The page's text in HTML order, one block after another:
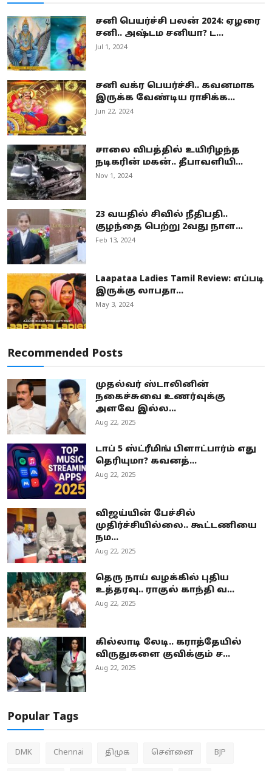
சனி பெயர்ச்சி பலன் 2024: ஏழரை
சனி.. அஷ்டம சனியா? ட...
Jul 1, 2024
சனி வக்ர பெயர்ச்சி.. கவனமாக
இருக்க வேண்டிய ராசிக்க...
Jun 22, 2024
சாலை விபத்தில் உயிரிழந்த
நடிகரின் மகன்.. தீபாவளியி...
Nov 1, 2024
23 வயதில் சிவில் நீதிபதி..
குழந்தை பெற்று 2வது நாள...
Feb 13, 2024
Laapataa Ladies Tamil Review: எப்படி
இருக்கு லாபதா...
May 3, 2024
Recommended Posts
முதல்வர் ஸ்டாலினின்
நகைச்சுவை உணர்வுக்கு
அளவே இல்ல...
Aug 22, 2025
டாப் 5 ஸ்ட்ரீமிங் பிளாட்பார்ம் எது
தெரியுமா? கவனத்...
Aug 22, 2025
விஜய்யின் பேச்சில்
முதிர்ச்சியில்லை.. கூட்டணியை
நம...
Aug 22, 2025
தெரு நாய் வழக்கில் புதிய
உத்தரவு.. ராகுல் காந்தி வ...
Aug 22, 2025
கில்லாடி லேடி.. கராத்தேயில்
விருதுகளை குவிக்கும் ச...
Aug 22, 2025
Popular Tags
DMK Chennai திமுக சென்னை BJP